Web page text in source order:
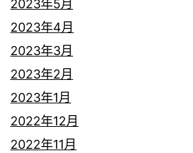
2023年5月
2023年4月
2023年3月
2023年2月
2023年1月
2022年12月
2022年11月